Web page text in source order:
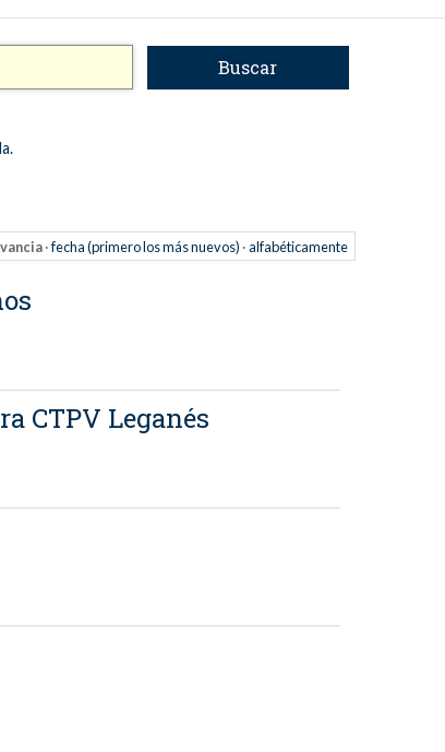
·fecha (primero los más nuevos) ·alfabéticamente
CTPV Leganés